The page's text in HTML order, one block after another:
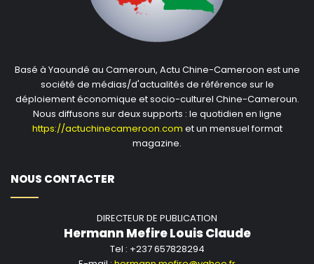
Basé à Yaoundé au Cameroun, Actu Chine-Cameroon est une
société de médias/d'actualités de référence sur le
déploiement économique et socio-culturel Chine-Cameroun.
Nous diffusons sur deux supports : le quotidien en ligne
https://actuchinecameroon.com et un mensuel format
magazine.
NOUS CONTACTER
DIRECTEUR DE PUBLICATION
Hermann Mefire Louis Claude
Tel : +237 657828294